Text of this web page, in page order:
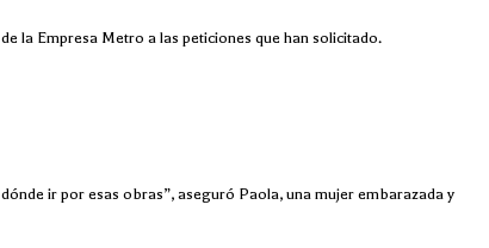
la Empresa Metro a las peticiones que han solicitado.
ir por esas obras”, aseguró Paola, una mujer embarazada y